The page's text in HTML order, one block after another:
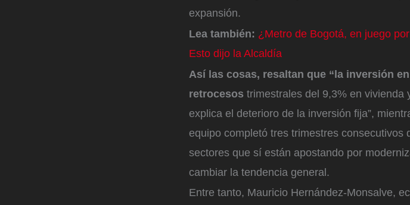
expansión.
Lea también: ¿Metro de Bogotá, en juego
Esto dijo la Alcaldía
Así las cosas, resaltan que “la inversión
retrocesos trimestrales del 9,3% en vivienda
explica el deterioro de la inversión fija”,
equipo completó tres trimestres consecutivos
sectores que sí están apostando por
cambiar la tendencia general.
Entre tanto, Mauricio Hernández-Monsalve,